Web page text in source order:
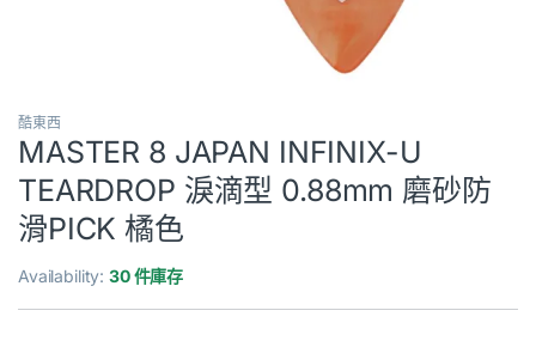
酷東西
MASTER 8 JAPAN INFINIX-U
TEARDROP 淚滴型 0.88mm 磨砂防
滑PICK 橘色
Availability:30 件庫存